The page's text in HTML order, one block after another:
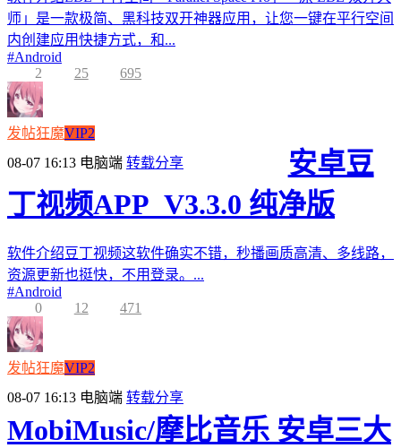
师」是一款极简、黑科技双开神器应用，让您一键在平行空间
内创建应用快捷方式，和...
#Android
2
25 695
发帖狂魔VIP2
08-07 16:13 电脑端 转载分享
安卓豆
丁视频APP_V3.3.0 纯净版
软件介绍豆丁视频这软件确实不错，秒播画质高清、多线路，
资源更新也挺快，不用登录。...
#Android
0
12 471
发帖狂魔VIP2
08-07 16:13 电脑端 转载分享
MobiMusic/摩比音乐 安卓三大